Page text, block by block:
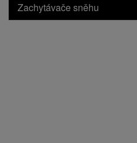
Zachytávače sněhu